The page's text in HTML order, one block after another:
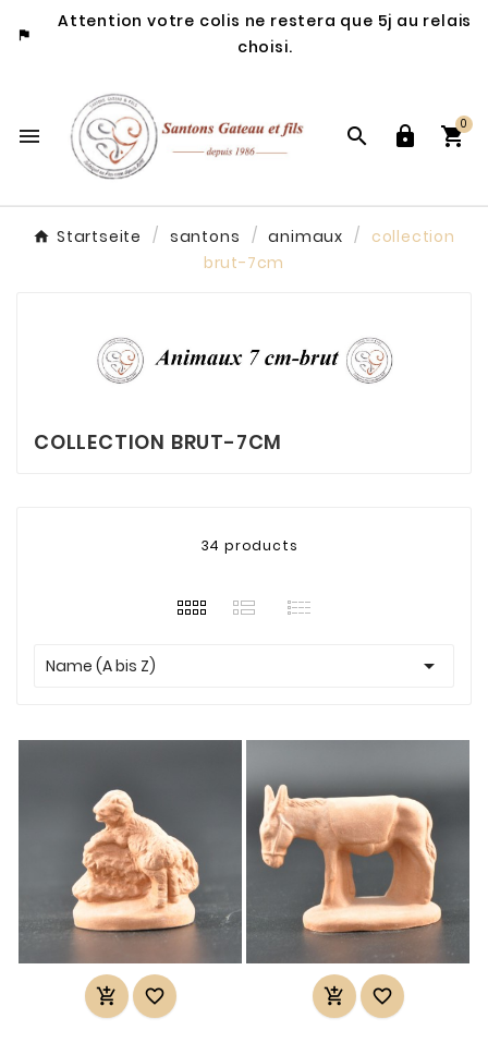

Attention votre colis ne restera que 5j au relais
choisi.
   
0
Startseite santons animaux
collection
brut-7cm
COLLECTION BRUT-7CM
34 products
Name (A bis Z) 
   